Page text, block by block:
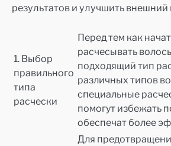
результатов и улучшить внешний
1. Выбор
правильного
типа
расчески
Перед тем как
расчесывать
подходящий тип
различных типов
специальные
помогут избежать
обеспечат более
Для